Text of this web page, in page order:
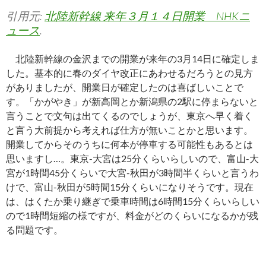
引用元: 北陸新幹線 来年３月１４日開業 NHKニ
ュース.
北陸新幹線の金沢までの開業が来年の3月14日に確定しま
した。基本的に春のダイヤ改正にあわせるだろうとの見方
がありましたが、開業日が確定したのは喜ばしいことで
す。「かがやき」が新高岡とか新潟県の2駅に停まらないと
言うことで文句は出てくるのでしょうが、東京へ早く着く
と言う大前提から考えれば仕方が無いことかと思います。
開業してからそのうちに何本が停車する可能性もあるとは
思いますし…。東京-大宮は25分くらいらしいので、富山-大
宮が1時間45分くらいで大宮-秋田が3時間半くらいと言うわ
けで、富山-秋田が5時間15分くらいになりそうです。現在
は、はくたか乗り継ぎで乗車時間は6時間15分くらいらしい
ので1時間短縮の様ですが、料金がどのくらいになるかが残
る問題です。